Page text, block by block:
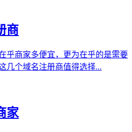
商
乎商家多便宜，更为在乎的是需要
几个域名注册商值得选择...
家